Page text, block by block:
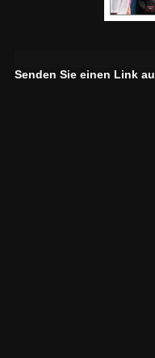
Senden Sie einen Link